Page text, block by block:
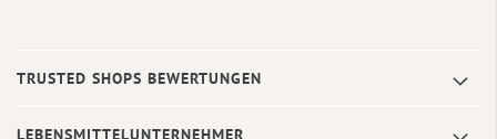
TRUSTED SHOPS BEWERTUNGEN
LEBENSMITTELUNTERNEHMER